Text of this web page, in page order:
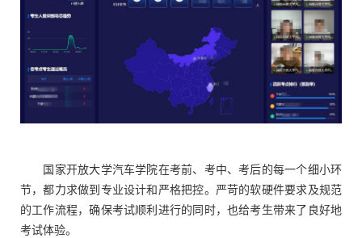
国家开放大学汽车学院在考前、考中、考后的每一个细小环
节，都力求做到专业设计和严格把控。严苛的软硬件要求及规范
的工作流程，确保考试顺利进行的同时，也给考生带来了良好地
考试体验。